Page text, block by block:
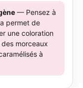
— Pensez à
permet de
une coloration
morceaux
à